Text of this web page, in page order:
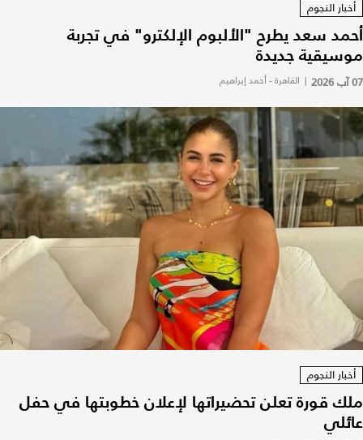
أخبار النجوم
أحمد سعد يطرح "الألبوم الإلكترو" في تجربة
موسيقية جديدة
07 آب 2026 | القاهرة - أحمد إبراهيم
أخبار النجوم
ملك قورة تعلن تحضيراتها لإعلان خطوبتها في حفل
عائلي